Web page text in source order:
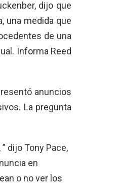
dijo que
una medida que
de una
Informa Reed
anuncios
La pregunta
dijo Tony Pace,
en
o no ver los